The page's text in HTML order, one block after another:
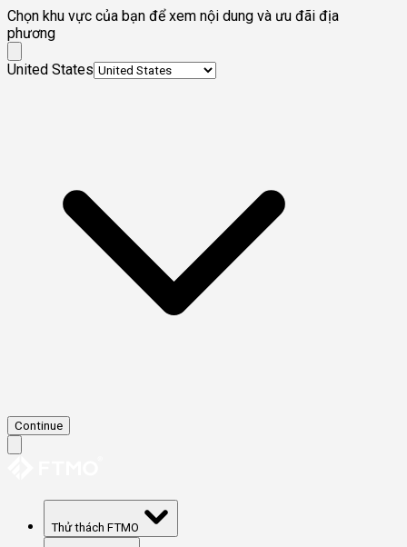
Chọn khu vực của bạn để xem nội dung và ưu đãi địa
phương
United States
Continue
Thử thách FTMO